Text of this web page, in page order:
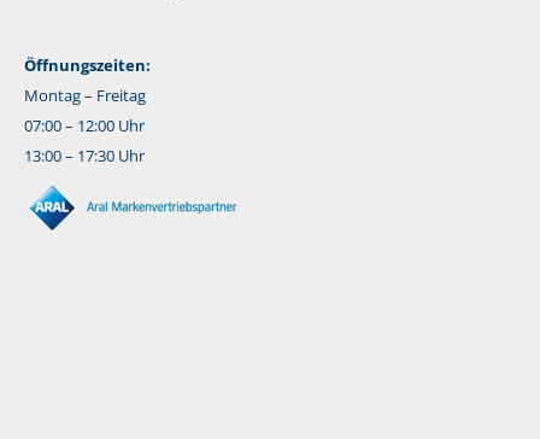
Öffnungszeiten:
Montag – Freitag
07:00 – 12:00 Uhr
13:00 – 17:30 Uhr